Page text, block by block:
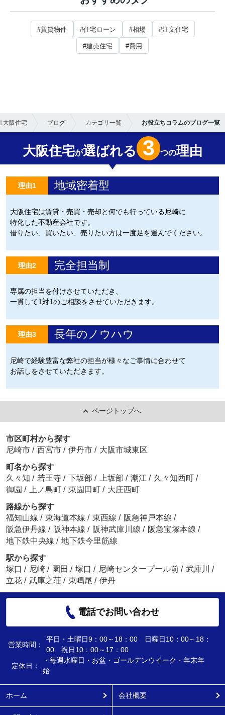
#賃貸物件 #住宅ローン #相場 #注文住宅
#建売住宅 #費用
大阪住宅 ブログ カテゴリ一覧 お役立ちコラムのブログ一覧
大阪住宅が選ばれる 3 つの理由
理由1 地域密着型
大阪住宅は賃貸・売買・売却と何でも行っている尼崎に
特化した不動産会社です。
借りたい、買いたい、売りたい方は一度足を運んでください。
理由2 完全担当制
専属の担当を付けさせていただき、
一貫して1対1のご相談をさせていただきます。
理由3 長年のノウハウ
尼崎で経験豊富な弊社の担当が様々なご事情に合わせて
お話しをさせていただきます。
ページトップへ
市区町村から探す
尼崎市 / 西宮市 / 伊丹市 / 大阪市城東区
町名から探す
久々知 / 若王寺 / 下坂部 / 上坂部 / 潮江 / 久々知西町 /
御園 / 上ノ島町 / 東園田町 / 大庄西町
路線から探す
福知山線 / 東海道本線 / 東西線 / 阪急神戸本線 /
阪急伊丹線 / 阪神本線 / 阪神武庫川線 / 阪急宝塚本線 /
地下鉄中央線 / 地下鉄今里筋線
駅から探す
塚口 / 尼崎 / 園田 / 塚口 / 尼崎センタープール前 / 武庫川
/
立花 / 武庫之荘 / 東鳴尾 / 伊丹
電話でお問い合わせ
営業時間：
平日・土曜日9：00～18：00 日曜日10：00～18：
00 祝日10：00～17：00
定休日：
・毎週水曜日・お盆・ゴールデンウイーク・年末年
始
ホーム 会社概要